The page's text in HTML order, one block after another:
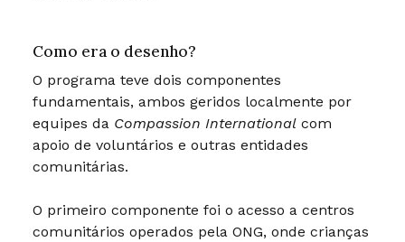
Como era o desenho?
O programa teve dois componentes
fundamentais, ambos geridos localmente por
equipes da Compassion Internationalcom
apoio de voluntários e outras entidades
comunitárias.
O primeiro componente foi o acesso a centros
comunitários operados pela ONG, onde crianças